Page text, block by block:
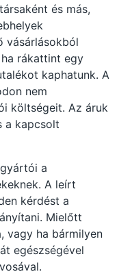
és más,
vásárlásokból
rákattint egy
kaphatunk. A
nem
költségeit. Az áruk
a kapcsolt
a
A leírt
kérdést a
Mielőtt
vagy ha bármilyen
egészségével